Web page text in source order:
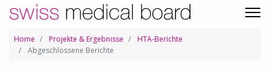
Home Projekte & Ergebnisse
HTA-Berichte
Abgeschlossene Berichte